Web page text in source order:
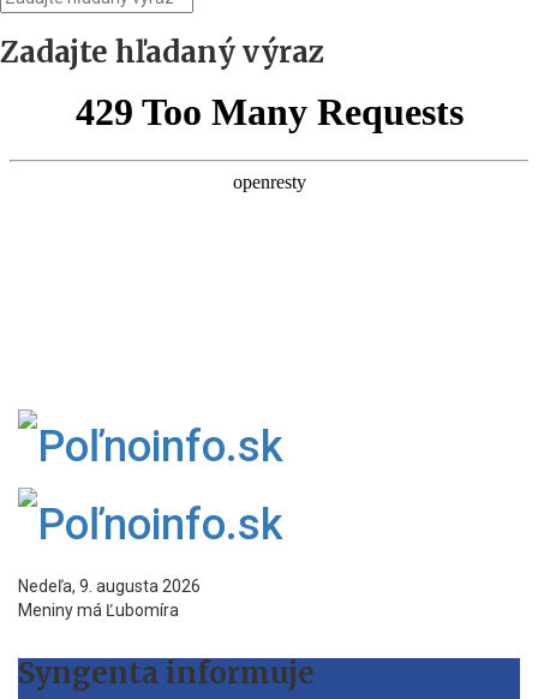
Zadajte hľadaný výraz
Nedeľa, 9. augusta 2026
Meniny má Ľubomíra
Syngenta informuje